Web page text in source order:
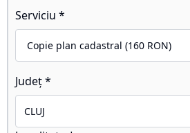
Serviciu *
Județ *